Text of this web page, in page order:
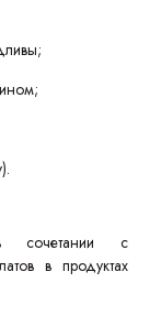
в сочетании с
в продуктах